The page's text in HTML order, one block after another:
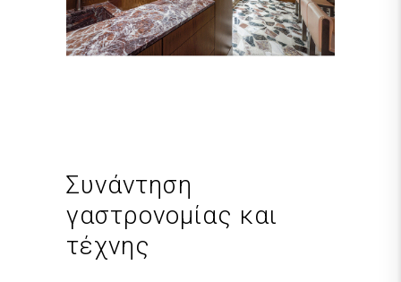
Συνάντηση
γαστρονομίας και
τέχνης